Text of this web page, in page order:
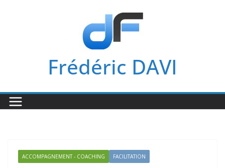
Frédéric DAVI
ACCOMPAGNEMENT - COACHING FACILITATION